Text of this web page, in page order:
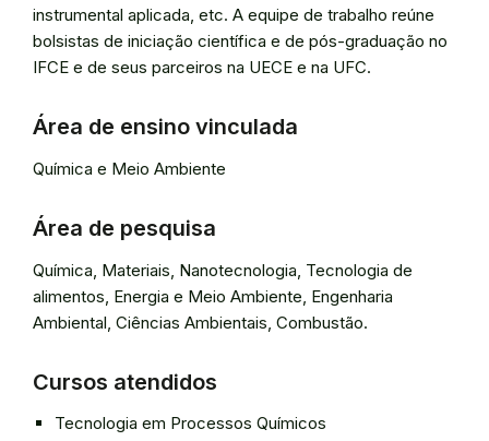
instrumental aplicada, etc. A equipe de trabalho reúne
bolsistas de iniciação científica e de pós-graduação no
IFCE e de seus parceiros na UECE e na UFC.
Área de ensino vinculada
Química e Meio Ambiente
Área de pesquisa
Química, Materiais, Nanotecnologia, Tecnologia de
alimentos, Energia e Meio Ambiente, Engenharia
Ambiental, Ciências Ambientais, Combustão.
Cursos atendidos
Tecnologia em Processos Químicos